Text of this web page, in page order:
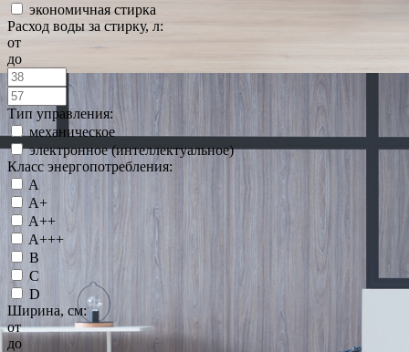
экономичная стирка
Расход воды за стирку, л:
от
до
Тип управления:
механическое
электронное (интеллектуальное)
Класс энергопотребления:
A
A+
A++
A+++
B
C
D
Ширина, см:
от
до